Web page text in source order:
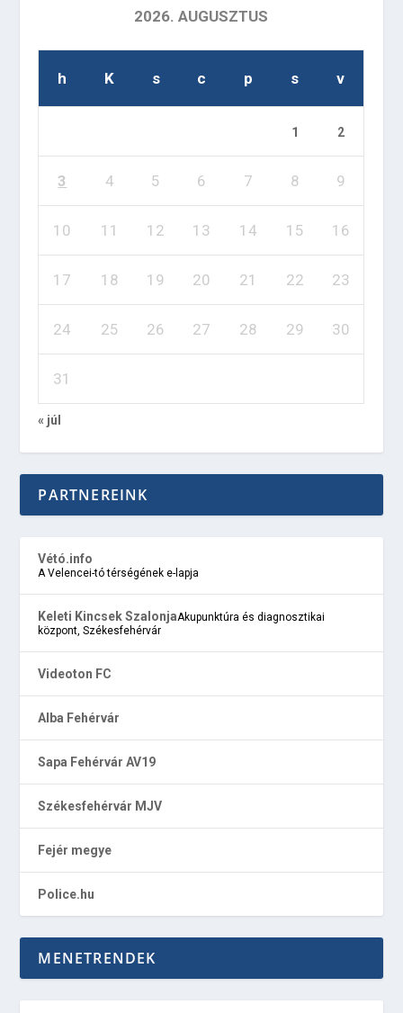
2026. AUGUSZTUS
h K s c p s v
1 2
3 4 5 6 7 8 9
10 11 12 13 14 15 16
17 18 19 20 21 22 23
24 25 26 27 28 29 30
31
« júl
PARTNEREINK
Vétó.info
A Velencei-tó térségének e-lapja
Keleti Kincsek SzalonjaAkupunktúra és diagnosztikai
központ, Székesfehérvár
Videoton FC
Alba Fehérvár
Sapa Fehérvár AV19
Székesfehérvár MJV
Fejér megye
Police.hu
MENETRENDEK